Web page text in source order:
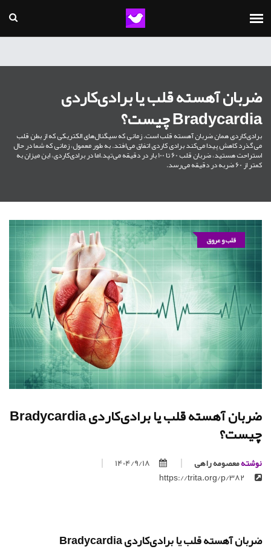
ضربان آهسته قلب یا برادی‌کاردی
Bradycardia چیست؟
برادی‌کاردی همان ضربان آهسته قلب است. زمانی که سیگنال‌های الکتریکی که از بطن قلب
می‌گذرد کاهش پیدا می‌کند برادی کاردی اتفاق می‌افتد. به طور معمول، زمانی که شما در حال
استراحت هستید، ضربان قلب 60 تا 100 بار در دقیقه می‌تپد.اما در برادی‌کاردی، این میزان به
کمتر از 60 ضربه در دقیقه می‌رسد.
قلب و عروق
ضربان آهسته قلب یا برادی‌کاردی Bradycardia
چیست؟
نوشتهمعصومه راهی
1404/9/18
ضربان آهسته قلب یا برادی‌کاردی Bradycardia